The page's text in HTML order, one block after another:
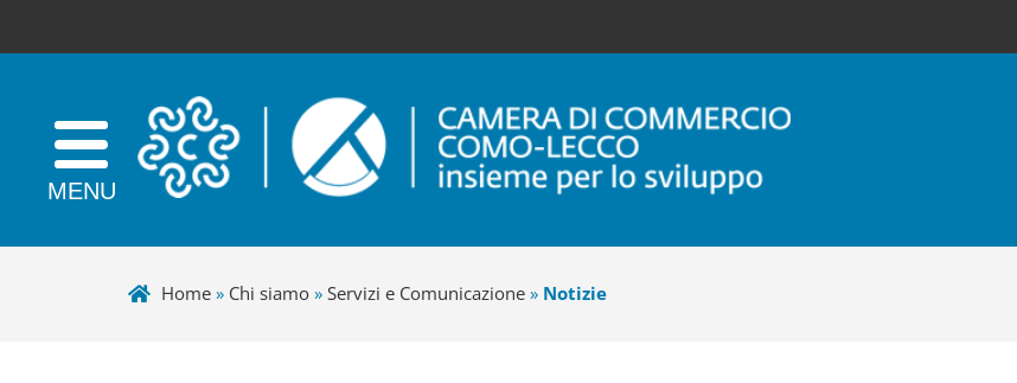
Home» Chi siamo» Servizi e Comunicazione» Notizie